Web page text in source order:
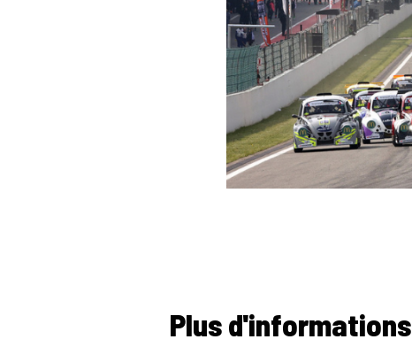
Plus d'informations